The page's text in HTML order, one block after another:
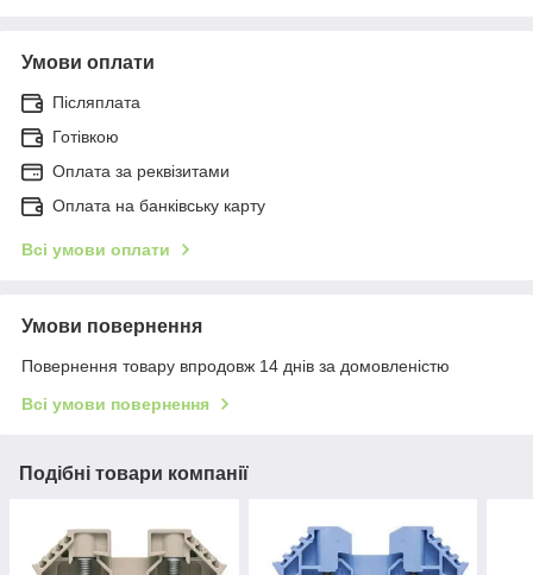
Умови оплати
Післяплата
Готівкою
Оплата за реквізитами
Оплата на банківську карту
Всі умови оплати
Умови повернення
Повернення товару впродовж 14 днів за домовленістю
Всі умови повернення
Подібні товари компанії